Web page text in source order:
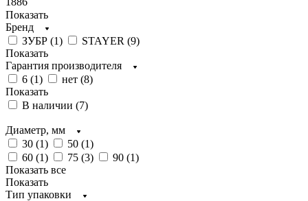
Показать
Бренд
ЗУБР (1) STAYER (9)
Показать
Гарантия производителя
6 (1) нет (8)
Показать
В наличии (7)
Диаметр, мм
30 (1) 50 (1)
60 (1) 75 (3) 90 (1)
Показать все
Показать
Тип упаковки